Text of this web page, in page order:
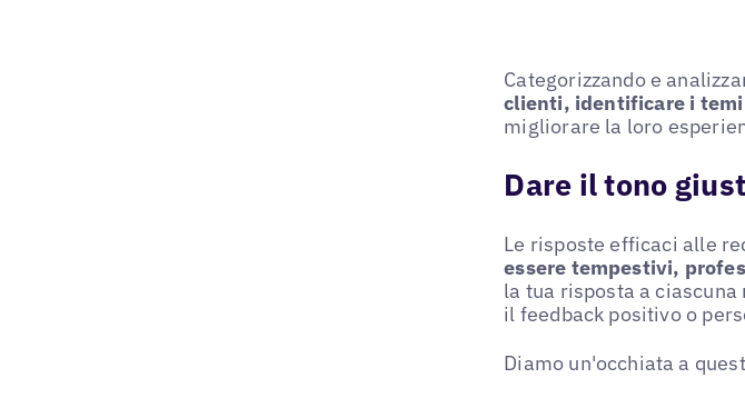
Categorizzando e
clienti, identificare i
migliorare la loro
Dare il tono
Le risposte efficaci alle
essere tempestivi,
la tua risposta a
il feedback positivo o
Diamo un'occhiata a